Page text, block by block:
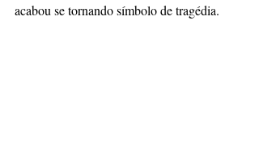
acabou se tornando símbolo de tragédia.